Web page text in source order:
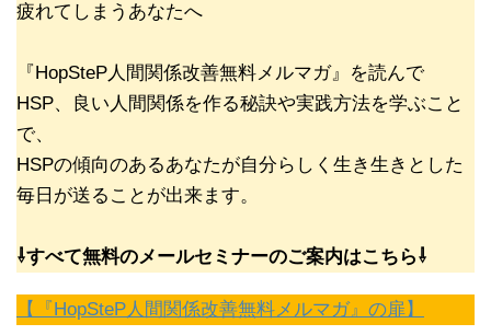
疲れてしまうあなたへ
『HopSteP人間関係改善無料メルマガ』を読んで
HSP、良い人間関係を作る秘訣や実践方法を学ぶこと
で、
HSPの傾向のあるあなたが自分らしく生き生きとした
毎日が送ることが出来ます。
⇩すべて無料のメールセミナーのご案内はこちら⇩
【『HopSteP人間関係改善無料メルマガ』の扉】